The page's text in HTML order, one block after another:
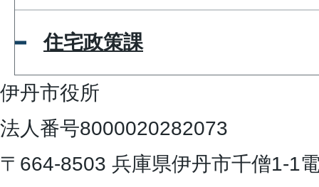
住宅政策課
伊丹市役所
法人番号8000020282073
〒664-8503 兵庫県伊丹市千僧1-1